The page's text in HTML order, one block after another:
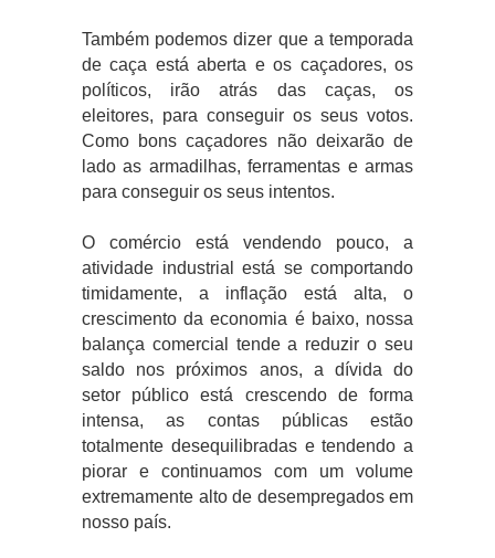
Também podemos dizer que a temporada
de caça está aberta e os caçadores, os
políticos, irão atrás das caças, os
eleitores, para conseguir os seus votos.
Como bons caçadores não deixarão de
lado as armadilhas, ferramentas e armas
para conseguir os seus intentos.
O comércio está vendendo pouco, a
atividade industrial está se comportando
timidamente, a inflação está alta, o
crescimento da economia é baixo, nossa
balança comercial tende a reduzir o seu
saldo nos próximos anos, a dívida do
setor público está crescendo de forma
intensa, as contas públicas estão
totalmente desequilibradas e tendendo a
piorar e continuamos com um volume
extremamente alto de desempregados em
nosso país.